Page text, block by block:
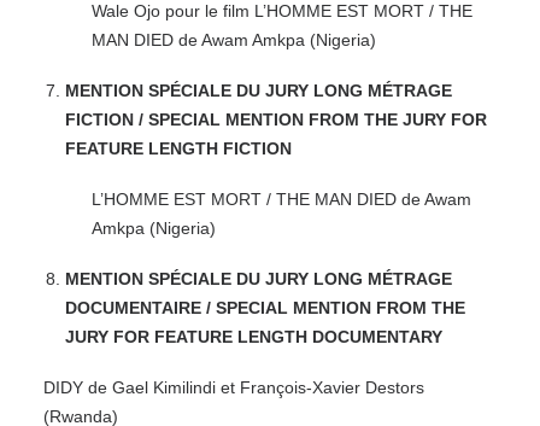
Wale Ojo pour le film L’HOMME EST MORT / THE
MAN DIED de Awam Amkpa (Nigeria)
MENTION SPÉCIALE DU JURY LONG MÉTRAGE
FICTION / SPECIAL MENTION FROM THE JURY FOR
FEATURE LENGTH FICTION
L’HOMME EST MORT / THE MAN DIED de Awam
Amkpa (Nigeria)
MENTION SPÉCIALE DU JURY LONG MÉTRAGE
DOCUMENTAIRE / SPECIAL MENTION FROM THE
JURY FOR FEATURE LENGTH DOCUMENTARY
DIDY de Gael Kimilindi et François-Xavier Destors
(Rwanda)